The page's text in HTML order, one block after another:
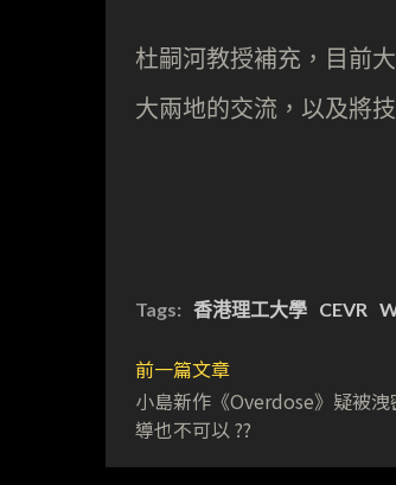
杜嗣河教授補充，目前
大兩地的交流，以及將
Tags: 香港理工大學 CEVR
前一篇文章
小島新作《Overdose》疑被
導也不可以 ??